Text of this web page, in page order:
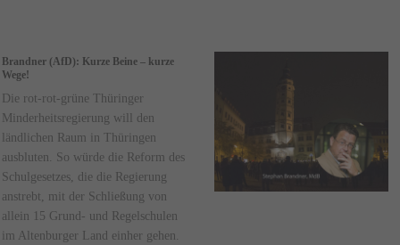
Brandner (AfD): Kurze Beine – kurze
Wege!
Die rot-rot-grüne Thüringer
Minderheitsregierung will den
ländlichen Raum in Thüringen
ausbluten. So würde die Reform des
Schulgesetzes, die die Regierung
anstrebt, mit der Schließung von
allein 15 Grund- und Regelschulen
im Altenburger Land einher gehen.